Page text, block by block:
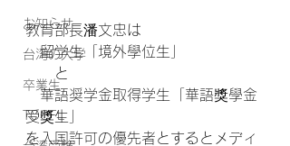
お知らせ
台湾の大学
卒業生
TOCFL
教育部長潘文忠は
留学生「境外學位生」
と
華語奨学金取得学生「華語獎學金
受獎生」
を入国許可の優先者とするとメディ